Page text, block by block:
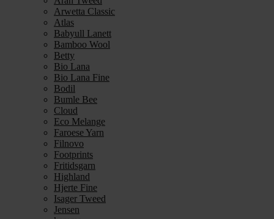
Arwetta Classic
Atlas
Babyull Lanett
Bamboo Wool
Betty
Bio Lana
Bio Lana Fine
Bodil
Bumle Bee
Cloud
Eco Melange
Faroese Yarn
Filnovo
Footprints
Fritidsgarn
Highland
Hjerte Fine
Isager Tweed
Jensen